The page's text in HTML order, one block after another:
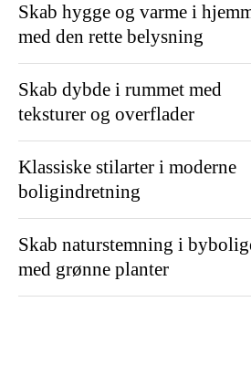
Skab hygge og varme i
med den rette belysning
Skab dybde i rummet med
teksturer og overflader
Klassiske stilarter i moderne
boligindretning
Skab naturstemning i
med grønne planter